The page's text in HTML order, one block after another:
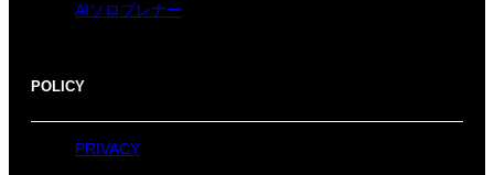
AIソロプレナー
POLICY
PRIVACY